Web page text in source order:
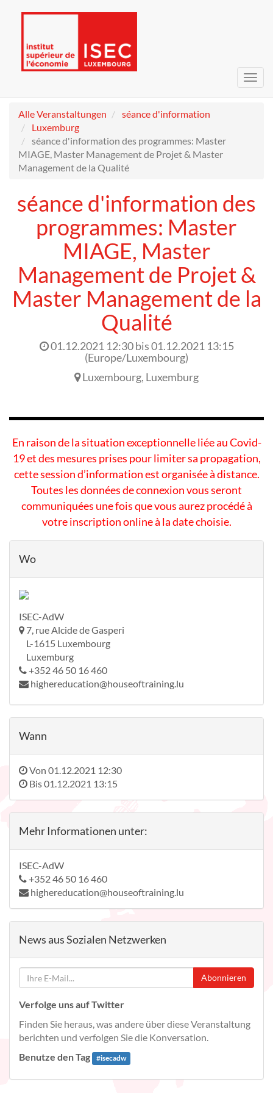
Alle Veranstaltungen
séance d'information
Luxemburg
séance d'information des programmes: Master
MIAGE, Master Management de Projet & Master
Management de la Qualité
séance d'information des
programmes: Master
MIAGE, Master
Management de Projet &
Master Management de la
Qualité
01.12.2021 12:30bis01.12.2021 13:15
(Europe/Luxembourg)
Luxembourg, Luxemburg
En raison de la situation exceptionnelle liée au Covid-
19 et des mesures prises pour limiter sa propagation,
cette session d’information est organisée à distance.
Toutes les données de connexion vous seront
communiquées une fois que vous aurez procédé à
votre inscription online à la date choisie.
Wo
ISEC-AdW
7, rue Alcide de Gasperi
L-1615 Luxembourg
Luxemburg
+352 46 50 16 460
highereducation@houseoftraining.lu
Wann
Von 01.12.2021 12:30
Bis01.12.2021 13:15
Mehr Informationen unter:
ISEC-AdW
+352 46 50 16 460
highereducation@houseoftraining.lu
News aus Sozialen Netzwerken
Abonnieren
Verfolge uns auf Twitter
Finden Sie heraus, was andere über diese Veranstaltung
berichten und verfolgen Sie die Konversation.
Benutze den Tag
#isecadw